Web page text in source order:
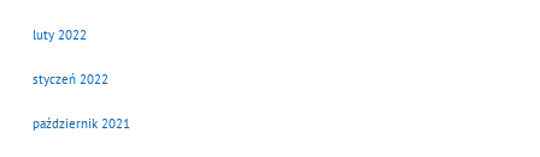
luty 2022
styczeń 2022
październik 2021